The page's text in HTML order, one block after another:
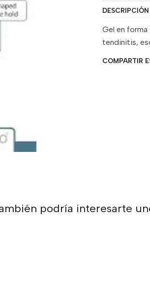
DESCRIPCIÓN
Gel en
tendinitis,
COMPARTIR
podría interesarte